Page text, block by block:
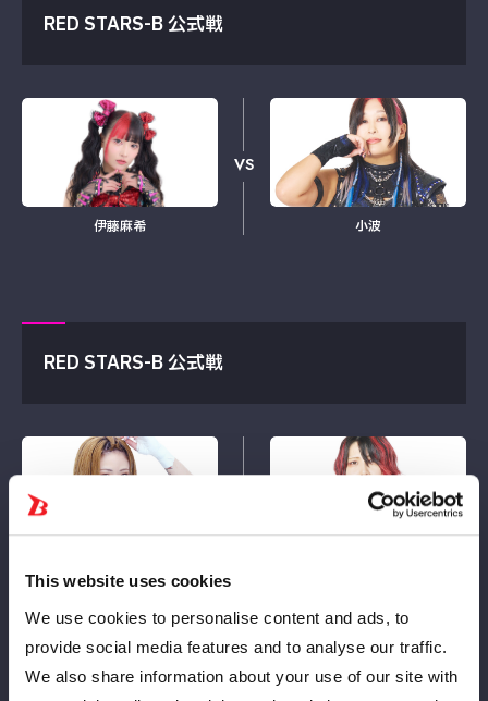
This website uses cookies
We use cookies to personalise content and ads, to
provide social media features and to analyse our traffic.
We also share information about your use of our site with
RED STARS-B 公式戦
伊藤麻希
VS
小波
RED STARS-B 公式戦